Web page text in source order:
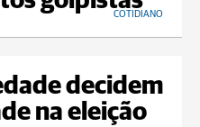
COTIDIANO
decidem
na eleição